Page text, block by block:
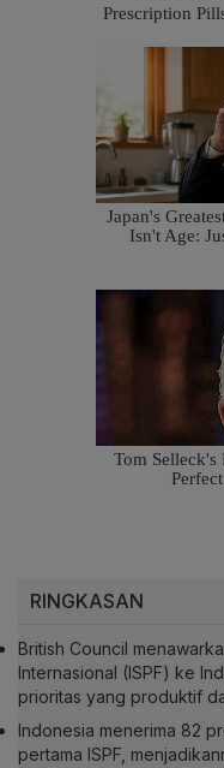
RINGKASAN
British Council
Internasional (ISPF) ke
prioritas yang produktif
Indonesia menerima 82
pertama ISPF,